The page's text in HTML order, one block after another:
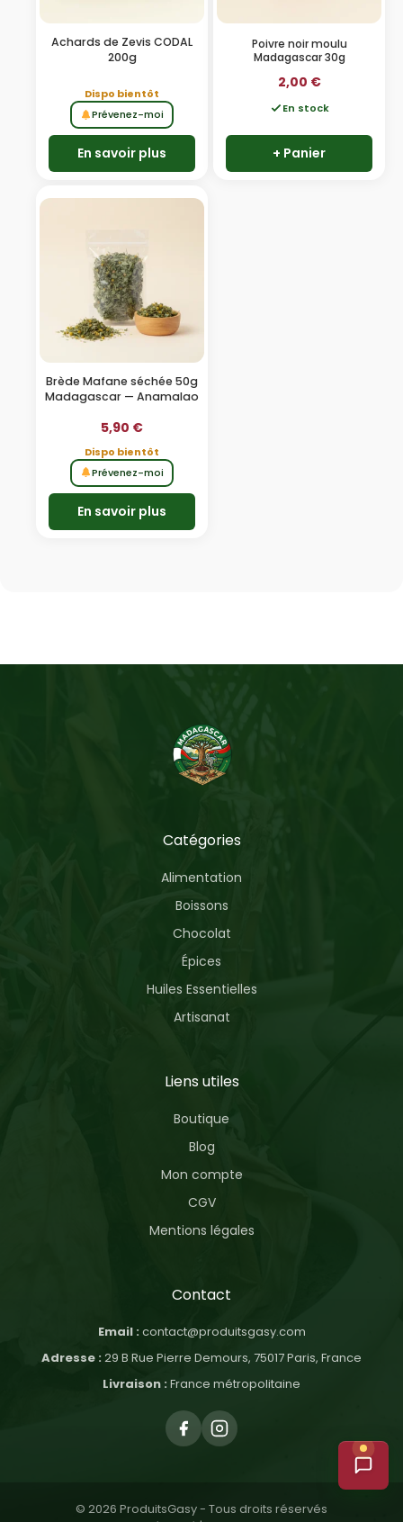
Achards de Zevis CODAL
200g
Dispo bientôt
Prévenez-moi
En savoir plus
Poivre noir moulu
Madagascar 30g
2,00 €
En stock
+ Panier
Brède Mafane séchée 50g
Madagascar — Anamalao
5,90 €
Dispo bientôt
Prévenez-moi
En savoir plus
Catégories
Alimentation
Boissons
Chocolat
Épices
Huiles Essentielles
Artisanat
Liens utiles
Boutique
Blog
Mon compte
CGV
Mentions légales
Contact
Email : contact@produitsgasy.com
Adresse : 29 B Rue Pierre Demours, 75017 Paris, France
Livraison :France métropolitaine
© 2026 ProduitsGasy - Tous droits réservés